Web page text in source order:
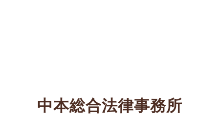
中本総合法律事務所